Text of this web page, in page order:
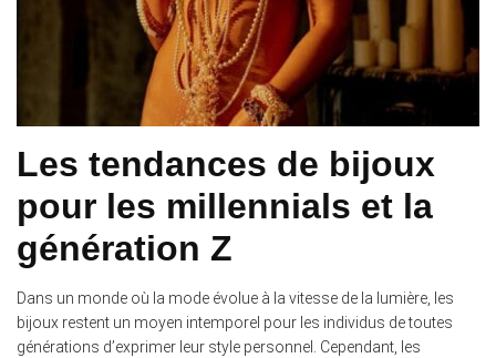
Les tendances de bijoux
pour les millennials et la
génération Z
Dans un monde où la mode évolue à la vitesse de la lumière, les
bijoux restent un moyen intemporel pour les individus de toutes
générations d’exprimer leur style personnel. Cependant, les